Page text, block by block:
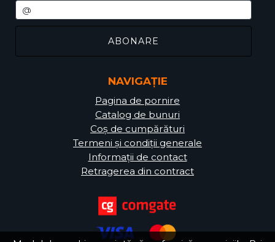
NAVIGAȚIE
Pagina de pornire
Catalog de bunuri
Coș de cumpărături
Termeni și condiții generale
Informații de contact
Retragerea din contract